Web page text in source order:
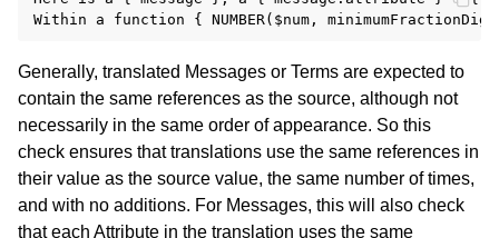
Generally, translated Messages or Terms are expected to
contain the same references as the source, although not
necessarily in the same order of appearance. So this
check ensures that translations use the same references in
their value as the source value, the same number of times,
and with no additions. For Messages, this will also check
that each Attribute in the translation uses the same